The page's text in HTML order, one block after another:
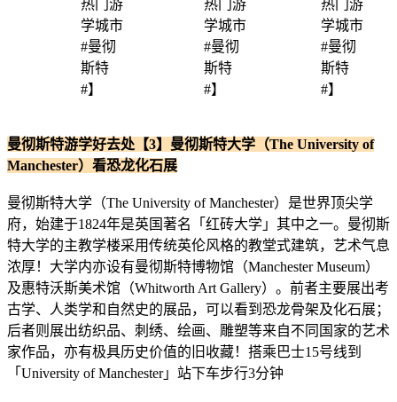
曼彻斯特游学好去处【3】曼彻斯特大学（The University of
Manchester）看恐龙化石展
曼彻斯特大学（The University of Manchester）是世界顶尖学
府，始建于1824年是英国著名「红砖大学」其中之一。曼彻斯
特大学的主教学楼采用传统英伦风格的教堂式建筑，艺术气息
浓厚！大学内亦设有曼彻斯特博物馆（Manchester Museum）
及惠特沃斯美术馆（Whitworth Art Gallery）。前者主要展出考
古学、人类学和自然史的展品，可以看到恐龙骨架及化石展；
后者则展出纺织品、刺绣、绘画、雕塑等来自不同国家的艺术
家作品，亦有极具历史价值的旧收藏！搭乘巴士15号线到
「University of Manchester」站下车步行3分钟